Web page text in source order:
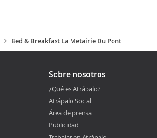
Bed & Breakfast La Metairie Du Pont
Sobre nosotros
¿Qué es Atrápalo?
Atrápalo Social
Área de prensa
Publicidad